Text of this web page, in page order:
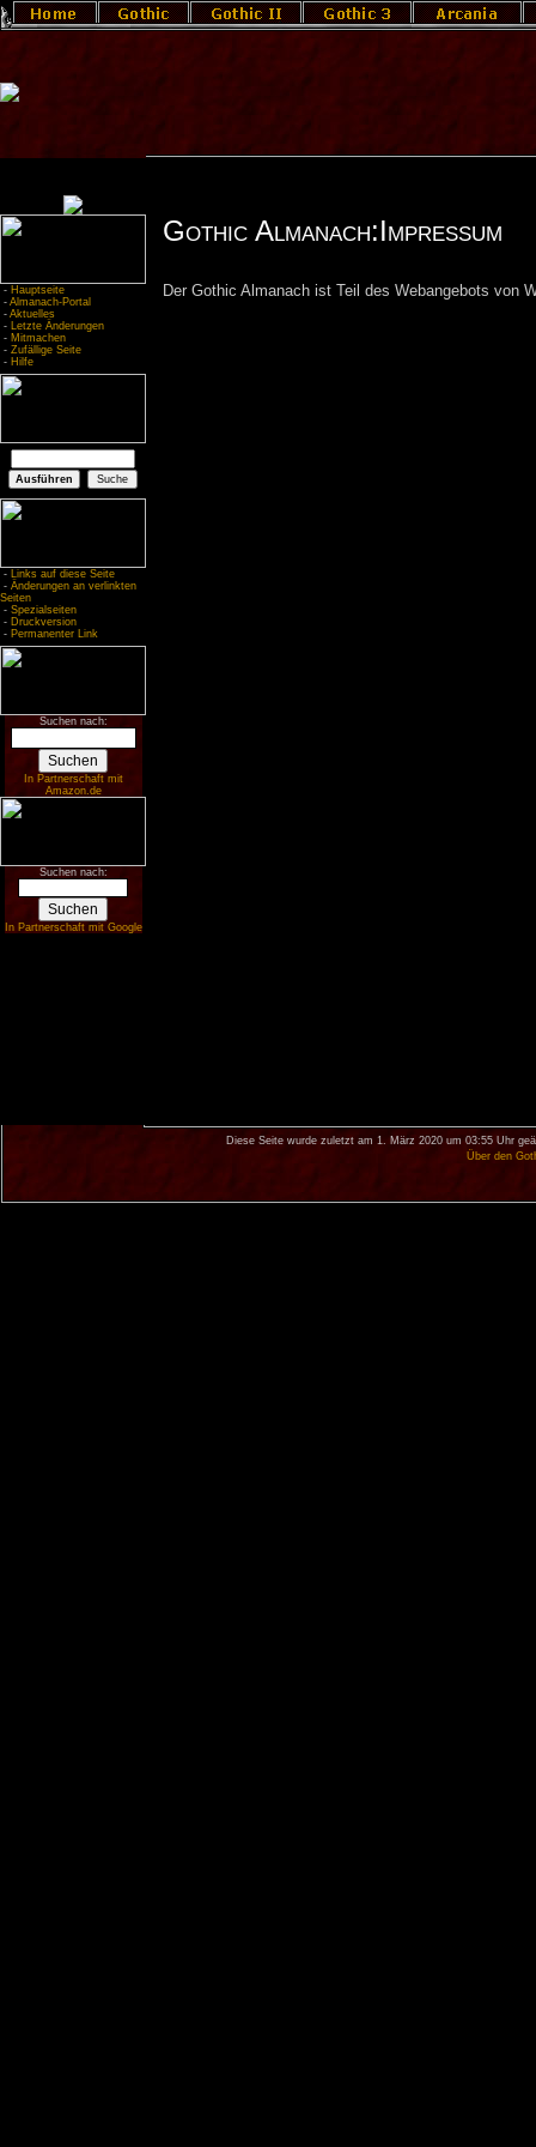
- Hauptseite
- Almanach-Portal
- Aktuelles
- Letzte Änderungen
- Mitmachen
- Zufällige Seite
- Hilfe
- Links auf diese Seite
- Änderungen an verlinkten
Seiten
- Spezialseiten
- Druckversion
- Permanenter Link
Suchen nach:
In Partnerschaft mit
Amazon.de
Suchen nach:
In Partnerschaft mit Google
Gothic Almanach:Impressum
Der Gothic Almanach ist Teil des Webangebots von
Diese Seite wurde zuletzt am 1. März 2020 um 03:55 Uhr
Über den